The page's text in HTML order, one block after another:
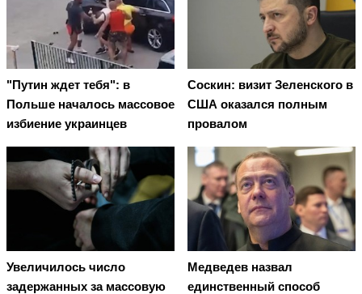
"Путин ждет тебя": в
Польше началось массовое
избиение украинцев
Соскин: визит Зеленского в
США оказался полным
провалом
Увеличилось число
задержанных за массовую
Медведев назвал
единственный способ